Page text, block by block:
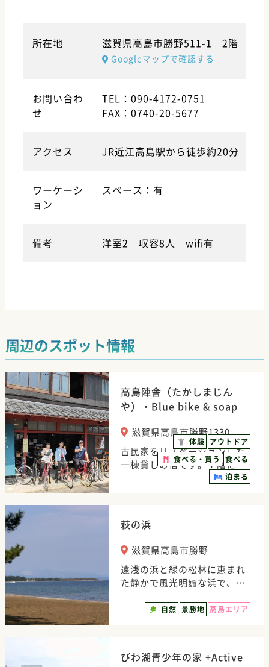
所在地 滋賀県高島市勝野511-1 2階
Googleマップで確認する
お問い合わ
せ
TEL：090-4172-0751
FAX：0740-20-5677
アクセス JR近江高島駅から徒歩約20分
ワーケーシ
ョン
スペース：有
備考 洋室2 収容8人 wifi有
周辺のスポット情報
高島陣舎（たかしまじん
や）・Blue bike & soap
滋賀県高島市勝野1330
古民家をリノベーションした
一棟貸しの宿です。１階に…
体験 アウトドア
食べる・買う
食べる
泊まる
萩の浜
滋賀県高島市勝野
遠浅の浜と緑の松林に恵まれ
た静かで風光明媚な浜で、…
自然 景勝地 高島エリア
びわ湖青少年の家 +Active